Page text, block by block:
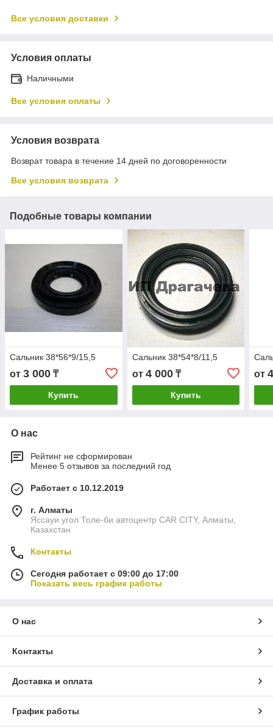
Все условия доставки
Условия оплаты
Наличными
Все условия оплаты
Условия возврата
Возврат товара в течение 14 дней по договоренности
Все условия возврата
Подобные товары компании
Сальник 38*56*9/15,5
от 3 000 ₸
Купить
Сальник 38*54*8/11,5
от 4 000₸
Купить
от
О нас
Рейтинг не сформирован
Менее 5 отзывов за последний год
Работает с 10.12.2019
г. Алматы
Яссауи угол Толе-би автоцентр CAR CITY, Алматы,
Казахстан
Контакты
Сегодня работает с 09:00 до 17:00
Показать весь график работы
О нас
Контакты
Доставка и оплата
График работы